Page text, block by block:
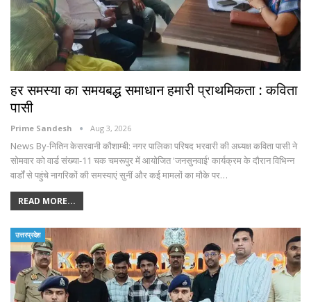
हर समस्या का समयबद्ध समाधान हमारी प्राथमिकता : कविता
पासी
Prime Sandesh Aug 3, 2026
News By-नितिन केसरवानी कौशाम्बी: नगर पालिका परिषद भरवारी की अध्यक्ष कविता पासी ने
सोमवार को वार्ड संख्या-11 चक चमरूपुर में आयोजित 'जनसुनवाई' कार्यक्रम के दौरान विभिन्न
वार्डों से पहुंचे नागरिकों की समस्याएं सुनीं और कई मामलों का मौके पर…
READ MORE...
उत्तरप्रदेश